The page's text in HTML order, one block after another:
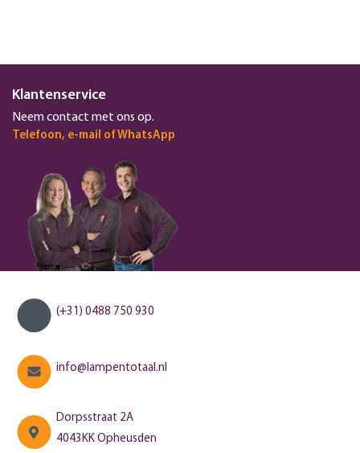
Klantenservice
Neem contact met ons op.
Telefoon, e-mail of WhatsApp
(+31) 0488 750 930
info@lampentotaal.nl
Dorpsstraat 2A
4043KK Opheusden